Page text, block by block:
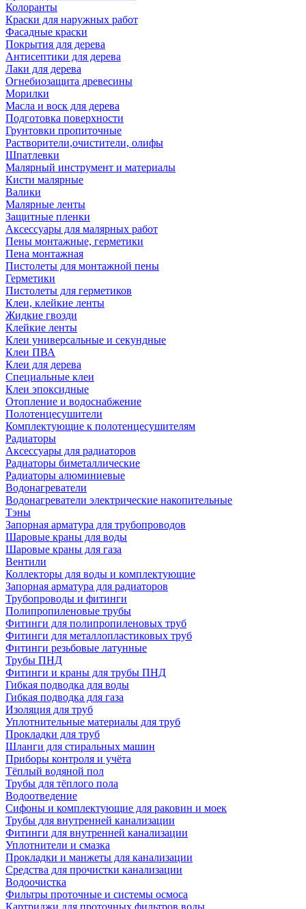
Колоранты
Краски для наружных работ
Фасадные краски
Покрытия для дерева
Антисептики для дерева
Лаки для дерева
Огнебиозащита древесины
Морилки
Масла и воск для дерева
Подготовка поверхности
Грунтовки пропиточные
Растворители,очистители, олифы
Шпатлевки
Малярный инструмент и материалы
Кисти малярные
Валики
Малярные ленты
Защитные пленки
Аксессуары для малярных работ
Пены монтажные, герметики
Пена монтажная
Пистолеты для монтажной пены
Герметики
Пистолеты для герметиков
Клеи, клейкие ленты
Жидкие гвозди
Клейкие ленты
Клеи универсальные и секундные
Клеи ПВА
Клеи для дерева
Специальные клеи
Клеи эпоксидные
Отопление и водоснабжение
Полотенцесушители
Комплектующие к полотенцесушителям
Радиаторы
Аксессуары для радиаторов
Радиаторы биметаллические
Радиаторы алюминиевые
Водонагреватели
Водонагреватели электрические накопительные
Тэны
Запорная арматура для трубопроводов
Шаровые краны для воды
Шаровые краны для газа
Вентили
Коллекторы для воды и комплектующие
Запорная арматура для радиаторов
Трубопроводы и фитинги
Полипропиленовые трубы
Фитинги для полипропиленовых труб
Фитинги для металлопластиковых труб
Фитинги резьбовые латунные
Трубы ПНД
Фитинги и краны для трубы ПНД
Гибкая подводка для воды
Гибкая подводка для газа
Изоляция для труб
Уплотнительные материалы для труб
Прокладки для труб
Шланги для стиральных машин
Приборы контроля и учёта
Тёплый водяной пол
Трубы для тёплого пола
Водоотведение
Сифоны и комплектующие для раковин и моек
Трубы для внутренней канализации
Фитинги для внутренней канализации
Уплотнители и смазка
Прокладки и манжеты для канализации
Средства для прочистки канализации
Водоочистка
Фильтры проточные и системы осмоса
Картриджи для проточных фильтров воды